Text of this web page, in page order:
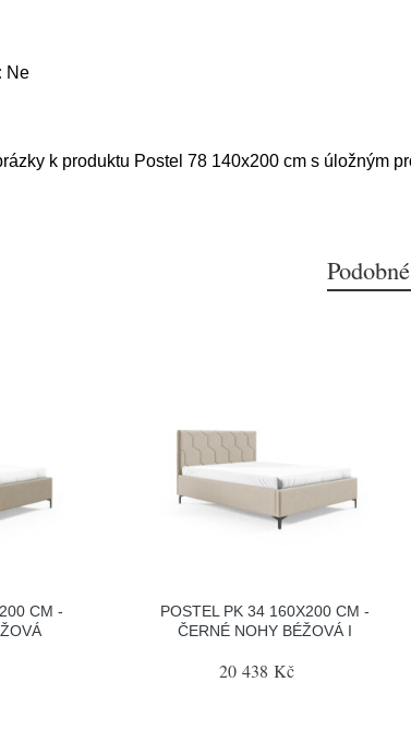
Ne
k produktu Postel 78 140x200 cm s úložným
CM -
POSTEL PK 34 160X200 CM -
ČERNÉ NOHY BÉŽOVÁ I
20 438 Kč